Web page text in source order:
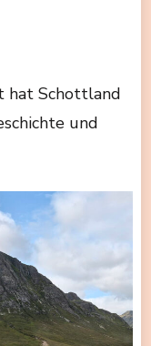
hat Schottland
und